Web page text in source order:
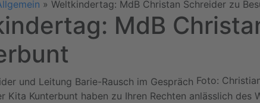
» Weltkindertag: MdB Christan Schreider zu
MdB
Foto:
Kita Kunterbunt haben zu Ihren Rechten anlässlich